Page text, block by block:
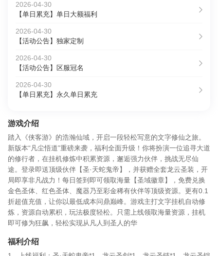
2026-04-30
【单日累充】单日大额福利
2026-04-30
【活动公告】独家定制
2026-04-30
【活动公告】区服冠名
2026-04-30
【单日累充】永久单日累充
游戏介绍
踏入《侠客游》的浩瀚仙域，开启一段轻松写意的文字修仙之旅。
新版本“凡尘悟道”重磅来袭，福利全面升级！你将扮演一位追寻大道
的修行者，在挂机修炼中积累资源，邂逅强力伙伴，挑战无尽仙
途。登录即送顶级伙伴【圣·天蛇鬼帝】，并获赠全套龙云圣装，开
局即享非凡战力！每日签到即可领取海量【圣域徽章】，免费兑换
金色圣体、红色圣体、魔器乃至彩金稀有伙伴等顶级资源。更有0.1
折超值充值，让你以最低成本问鼎巅峰。游戏主打文字挂机自动修
炼，资源自动累积，玩法极度轻松。只需上线领取海量资源，挂机
即可修为狂飙，轻松实现从凡人到圣人的华
福利介绍